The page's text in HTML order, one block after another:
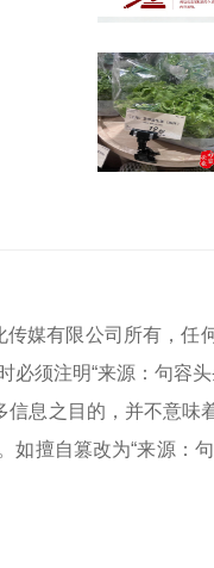
媒有限公司所有，任
须注明“来源： 句容
息之目的，并不意味
擅自篡改为“来源：